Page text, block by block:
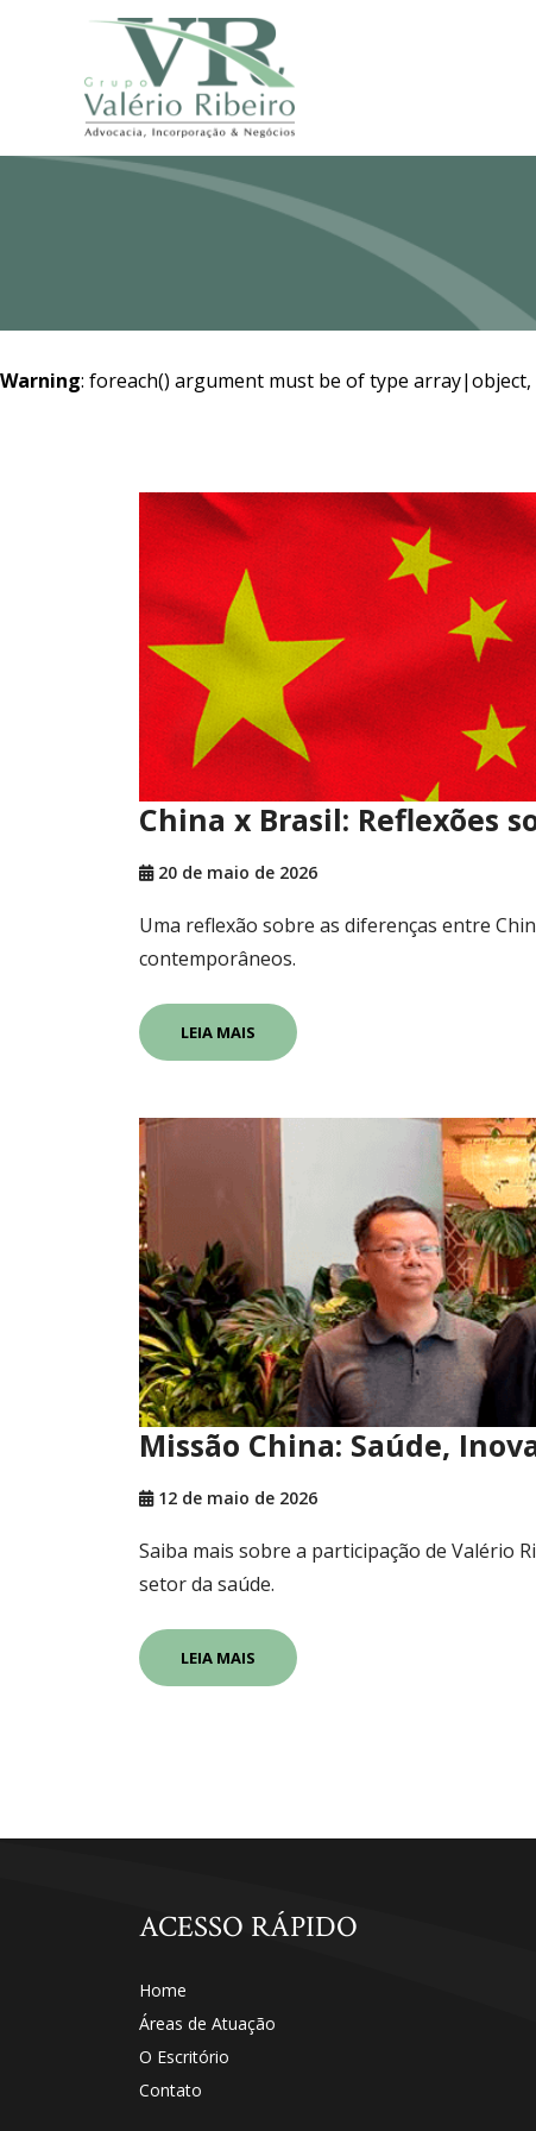
Warning: foreach() argument must be of type
China x Brasil: Reflexões
20 de maio de 2026
Uma reflexão sobre as diferenças entre
contemporâneos.
LEIA MAIS
Missão China: Saúde,
12 de maio de 2026
Saiba mais sobre a participação de Valério
setor da saúde.
LEIA MAIS
ACESSO RÁPIDO
Home
Áreas de Atuação
O Escritório
Contato